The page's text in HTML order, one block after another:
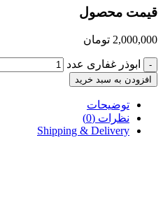
قیمت محصول
2,000,000 تومان
- ابوذر غفاری عدد
افزودن به سبد خرید
توضیحات
نظرات (0)
Shipping & Delivery